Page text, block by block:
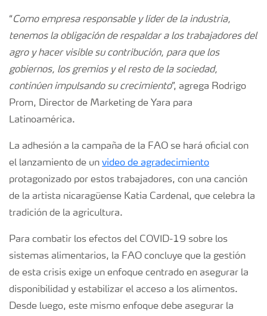
“Como empresa responsable y líder de la industria,
tenemos la obligación de respaldar a los trabajadores del
agro y hacer visible su contribución, para que los
gobiernos, los gremios y el resto de la sociedad,
continúen impulsando su crecimiento”, agrega Rodrigo
Prom, Director de Marketing de Yara para
Latinoamérica.
La adhesión a la campaña de la FAO se hará oficial con
el lanzamiento de un video de agradecimiento
protagonizado por estos trabajadores, con una canción
de la artista nicaragüense Katia Cardenal, que celebra la
tradición de la agricultura.
Para combatir los efectos del COVID-19 sobre los
sistemas alimentarios, la FAO concluye que la gestión
de esta crisis exige un enfoque centrado en asegurar la
disponibilidad y estabilizar el acceso a los alimentos.
Desde luego, este mismo enfoque debe asegurar la